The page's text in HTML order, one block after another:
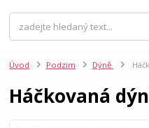
Úvod Podzim Dýně
Háčkovaná